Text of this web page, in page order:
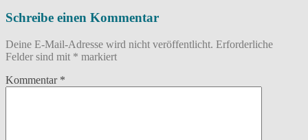
Schreibe einen Kommentar
Deine E-Mail-Adresse wird nicht veröffentlicht. Erforderliche
Felder sind mit * markiert
Kommentar *